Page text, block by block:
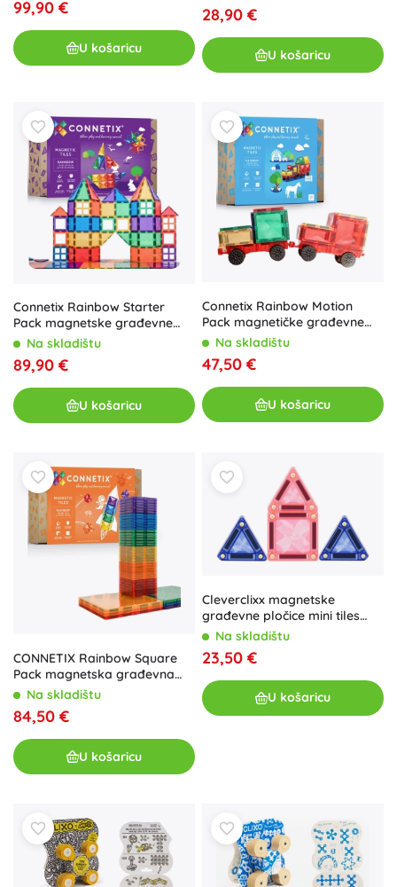
99,90 €
U košaricu
28,90 €
U košaricu
Connetix Rainbow Starter
Pack magnetske građevne
pločice 60 kom
Na skladištu
89,90 €
U košaricu
Connetix Rainbow Motion
Pack magnetičke građevne
kocke 24 dijelova
Na skladištu
47,50 €
U košaricu
CONNETIX Rainbow Square
Pack magnetska građevna
igra 42 dijela
Na skladištu
84,50 €
U košaricu
Cleverclixx magnetske
građevne pločice mini tiles
pastel, 28 kom
Na skladištu
23,50 €
U košaricu